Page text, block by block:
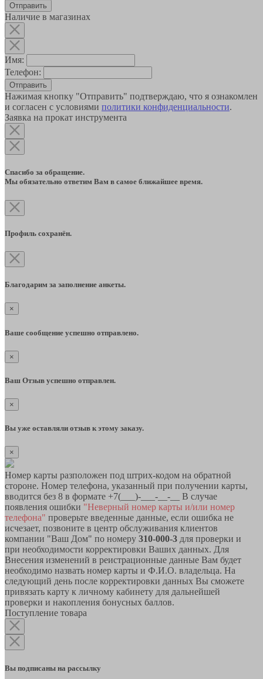
Наличие в магазинах
Имя:
Телефон:
Отправить
Нажимая кнопку "Отправить" подтверждаю, что я ознакомлен
и согласен с условиями политики конфиденциальности.
Заявка на прокат инструмента
Спасибо за обращение.
Мы обязательно ответим Вам в самое ближайшее время.
Профиль сохранён.
Благодарим за заполнение анкеты.
×
Ваше сообщение успешно отправлено.
×
Ваш Отзыв успешно отправлен.
×
Вы уже оставляли отзыв к этому заказу.
×
Номер карты разположен под штрих-кодом на обратной
стороне. Номер телефона, указанный при получении карты,
вводится без 8 в формате +7(___)-___-__-__ В случае
появления ошибки "Неверный номер карты и/или номер
телефона" проверьте введенные данные, если ошибка не
исчезает, позвоните в центр обслуживания клиентов
компании "Ваш Дом" по номеру 310-000-3 для проверки и
при необходимости корректировки Ваших данных. Для
Внесения изменений в реистрационные данные Вам будет
необходимо назвать номер карты и Ф.И.О. владельца. На
следующий день после корректировки данных Вы сможете
привязать карту к личному кабинету для дальнейшей
проверки и накопления бонусных баллов.
Поступление товара
Вы подписаны на рассылку